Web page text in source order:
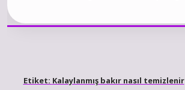
Etiket: Kalaylanmış bakır nasıl temizlenir